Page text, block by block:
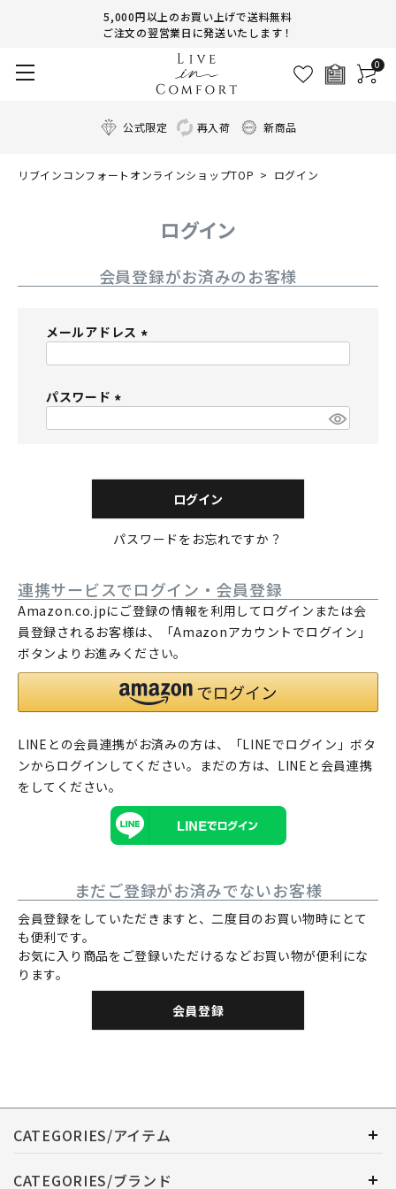
5,000円以上のお買い上げで送料無料
ご注文の翌営業日に発送いたします！
0
公式限定 再入荷 新商品
リブインコンフォートオンラインショップTOP ログイン
ログイン
会員登録がお済みのお客様
メールアドレス
パスワード
)
ログイン
パスワードをお忘れですか？
連携サービスでログイン・会員登録
Amazon.co.jpにご登録の情報を利用してログインまたは会
員登録されるお客様は、「Amazonアカウントでログイン」
ボタンよりお進みください。
LINEとの会員連携がお済みの方は、「LINEでログイン」ボタ
ンからログインしてください。まだの方は、 LINEと会員連携
をしてください。
まだご登録がお済みでないお客様
会員登録をしていただきますと、二度目のお買い物時にとて
も便利です。
お気に入り商品をご登録いただけるなどお買い物が便利にな
ります。
会員登録
CATEGORIES/アイテム
CATEGORIES/ブランド